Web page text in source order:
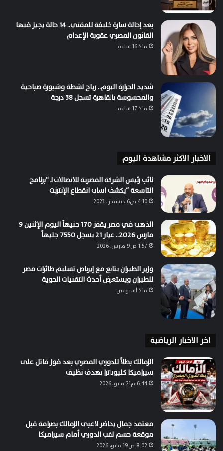
بعد إحالة سارة خليفة للمفتي.. 14 حالة يجيز فيها
القانون المصري عقوبة الإعدام
منذ 16 ساعة
شديد الحرارة اليوم.. رياح نشطة وشبورة صباحية
والمحسوسة بالقاهرة تسجل 38 درجة
منذ 17 ساعة
الاخبار الاكثر مشاهدة اليوم
نائب رئيس الشركة المصرية للاتصالات لـ “برنامج
التاسعة “يكشف اساب انقطاع الإنترنت
4:10 ص6 ديسمبر، 2023
الذهب في مصر يقفز 170 جنيهاً اليوم الإثنين 9
مارس 2026.. عيار 21 يسجل 7550 جنيهاً
1:57 ص9 مارس، 2026
وزير الطيران يتابع مع إيرباص تسليم طائرات مصر
للطيران ويستعرض أحدث التقنيات الجوية
منذ أسبوعين
اخر الاخبار الرياضية
الزمالك بطلاً للدوري المصري بعد فوز قاتل على
سيراميكا كليوباترا بهدف نظيف
6:44 م21 مايو، 2026
معتمد جمال يحاضر لاعبي الزمالك بصرامة قبل
موقعة حسم لقب الدوري أمام سيراميكا
8:02 ص19 مايو، 2026